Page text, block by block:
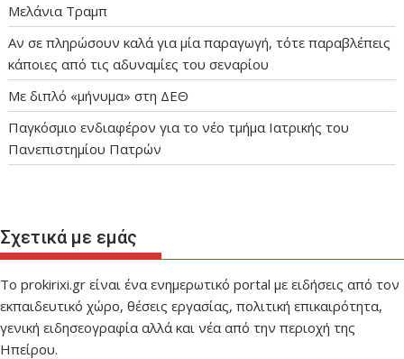
Μελάνια Τραμπ
Αν σε πληρώσουν καλά για μία παραγωγή, τότε παραβλέπεις
κάποιες από τις αδυναμίες του σεναρίου
Με διπλό «μήνυμα» στη ΔΕΘ
Παγκόσμιο ενδιαφέρον για το νέο τμήμα Ιατρικής του
Πανεπιστημίου Πατρών
Σχετικά με εμάς
Το prokirixi.gr είναι ένα ενημερωτικό portal με ειδήσεις από τον
εκπαιδευτικό χώρο, θέσεις εργασίας, πολιτική επικαιρότητα,
γενική ειδησεογραφία αλλά και νέα από την περιοχή της
Ηπείρου.